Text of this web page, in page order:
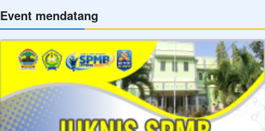
Event mendatang